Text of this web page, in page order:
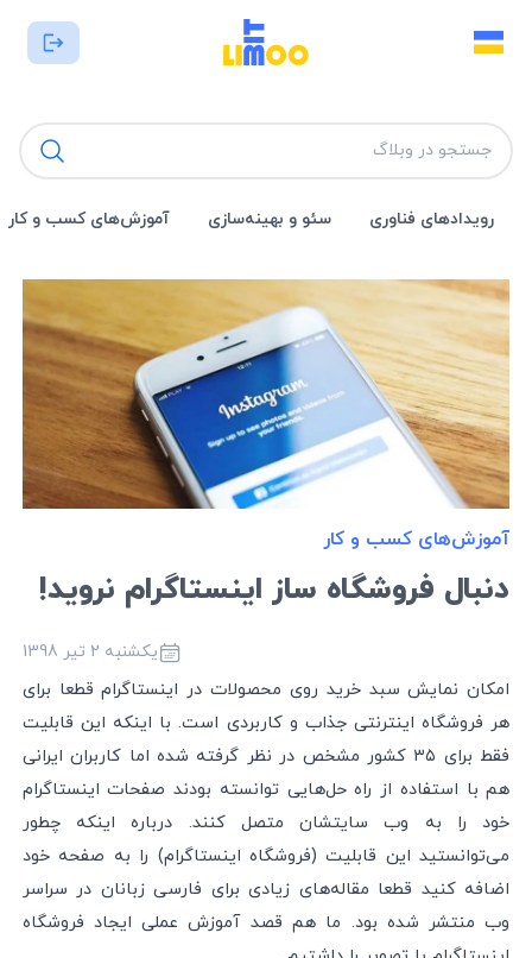
رویداد‌های فناوری سئو و بهینه‌سازی آموزش‌های کسب و کار
آموزش‌های کسب و کار
دنبال فروشگاه ساز اینستاگرام نروید!
یکشنبه 2 تیر 1398
امکان نمایش سبد خرید روی محصولات در اینستاگرام قطعا برای
هر فروشگاه اینترنتی جذاب و کاربردی است. با اینکه این قابلیت
فقط برای ۳۵ کشور مشخص در نظر گرفته شده اما کاربران ایرانی
هم با استفاده از راه حل‌هایی توانسته بودند صفحات اینستاگرام
خود را به وب سایتشان متصل کنند. درباره اینکه چطور
می‌توانستید این قابلیت (فروشگاه اینستاگرام) را به صفحه خود
اضافه کنید قطعا مقاله‌های زیادی برای فارسی زبانان در سراسر
وب منتشر شده بود. ما هم قصد آموزش عملی ایجاد فروشگاه